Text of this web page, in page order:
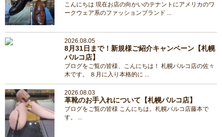
こんにちは 現在お店の向かいのテナントにアメリカのワ
ークウェア系のファッションブランド ...
2026.08.05
8月31日まで！新規様ご紹介キャンペーン【札幌
パルコ店】
ブログをご覧の皆様、こんにちは！ 札幌パルコ店の佐々
木です。 ８月に入り本格的に ...
2026.08.03
革靴のお手入れについて【札幌パルコ店】
ブログをご覧の皆様 こんにちは。札幌パルコ店藤本で
す。 ...